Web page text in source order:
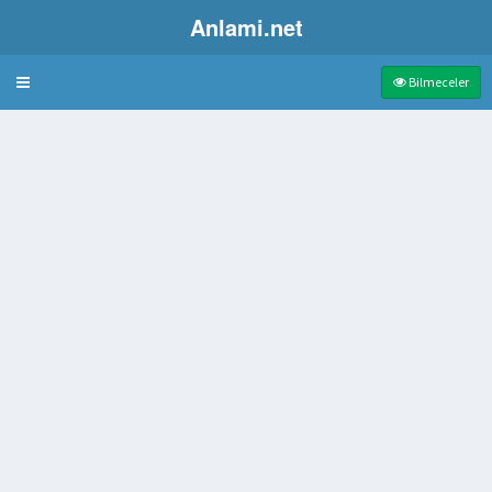
Anlami.net
Bulmaca Bilmeceler